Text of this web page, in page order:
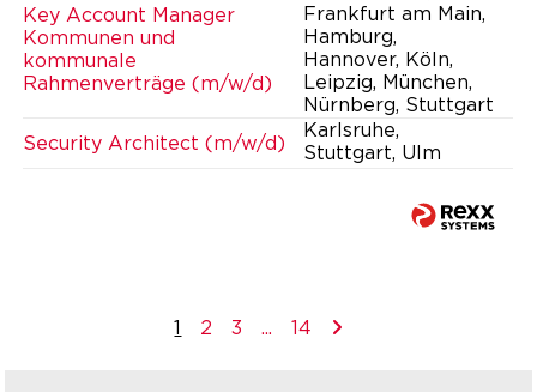
Key Account Manager
Kommunen und
kommunale
Rahmenverträge (m/w/d)
Frankfurt am Main,
Hamburg,
Hannover, Köln,
Leipzig, München,
Nürnberg, Stuttgart
Security Architect (m/w/d)
Karlsruhe,
Stuttgart, Ulm
1 2 3 ... 14